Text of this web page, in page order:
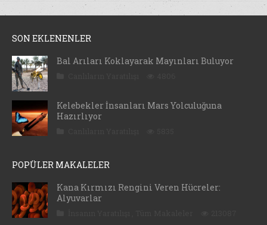
SON EKLENENLER
Bal Arıları Koklayarak Mayınları Buluyor
Kelebekler İnsanları Mars Yolculuğuna
Hazırlıyor
POPÜLER MAKALELER
Kana Kırmızı Rengini Veren Hücreler:
Alyuvarlar